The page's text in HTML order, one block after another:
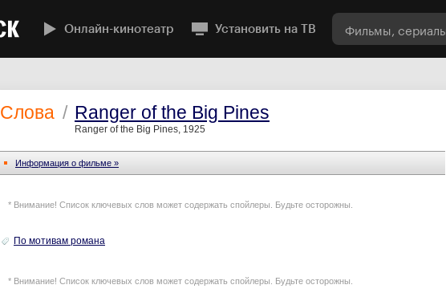
Онлайн-кинотеатр Установить на ТВ
Слова / Ranger of the Big Pines
Ranger of the Big Pines, 1925
Информация o фильме »
* Внимание! Список ключевых слов может содержать спойлеры. Будьте осторожны.
По мотивам романа
* Внимание! Список ключевых слов может содержать спойлеры. Будьте осторожны.